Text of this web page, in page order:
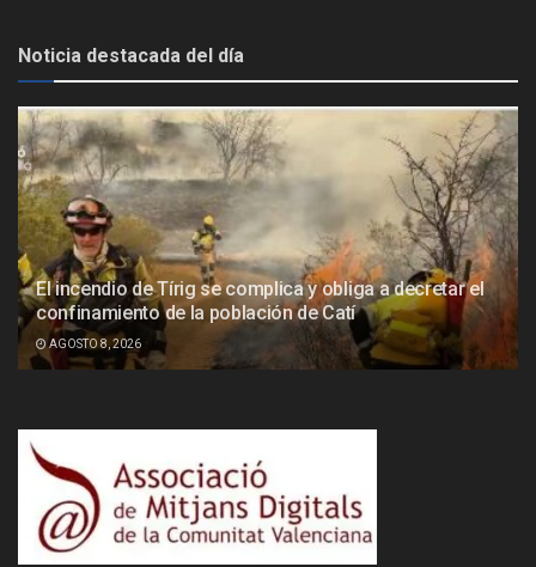
Noticia destacada del día
El incendio de Tírig se complica y obliga a decretar el
confinamiento de la población de Catí
AGOSTO 8, 2026